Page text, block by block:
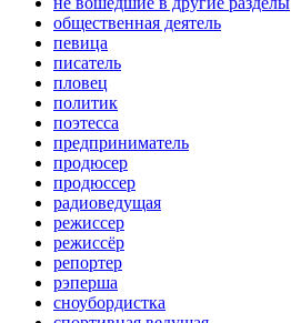
общественная деятель
певица
писатель
пловец
политик
поэтесса
предприниматель
продюсер
продюссер
радиоведущая
режиссер
режиссёр
репортер
рэперша
сноубордистка